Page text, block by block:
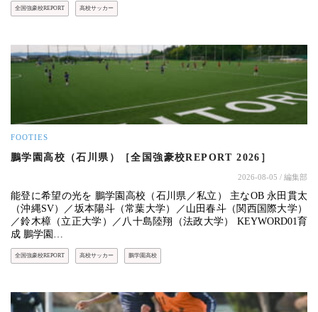
全国強豪校REPORT 高校サッカー
FOOTIES
鵬学園高校（石川県）［全国強豪校REPORT 2026］
2026-08-05 / 編集部
能登に希望の光を 鵬学園高校（石川県／私立） 主なOB 永田貫太
（沖縄SV）／坂本陽斗（常葉大学）／山田春斗（関西国際大学）
／鈴木樟（立正大学）／八十島陸翔（法政大学） KEYWORD01育
成 鵬学園…
全国強豪校REPORT 高校サッカー 鵬学園高校